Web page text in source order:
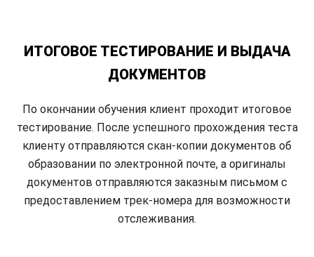
ИТОГОВОЕ ТЕСТИРОВАНИЕ И ВЫДАЧА
ДОКУМЕНТОВ
По окончании обучения клиент проходит итоговое
тестирование. После успешного прохождения теста
клиенту отправляются скан-копии документов об
образовании по электронной почте, а оригиналы
документов отправляются заказным письмом с
предоставлением трек-номера для возможности
отслеживания.